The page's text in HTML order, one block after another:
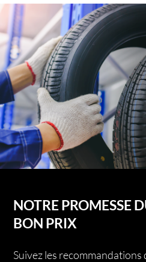
NOTRE PROMESSE
BON PRIX
Suivez les